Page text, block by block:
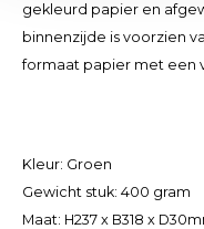
gekleurd papier en
binnenzijde is voorzien
formaat papier met een
Kleur: Groen
Gewicht stuk: 400 gram
Maat: H237 x B318 x